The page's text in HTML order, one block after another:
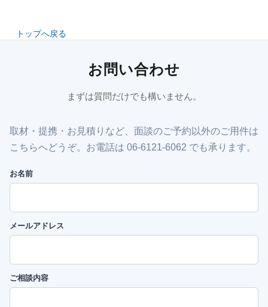
トップへ戻る
お問い合わせ
まずは質問だけでも構いません。
取材・提携・お見積りなど、面談のご予約以外のご用件は
こちらへどうぞ。お電話は 06-6121-6062 でも承ります。
お名前
メールアドレス
ご相談内容